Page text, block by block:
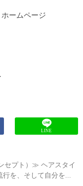
ームページ
LINE
セプト）≫ ヘアスタイ
行を、そして自分を...